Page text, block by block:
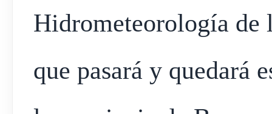
Hidrometeorología de
que pasará y quedará